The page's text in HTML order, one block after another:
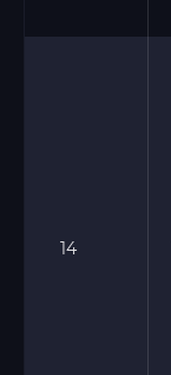
14